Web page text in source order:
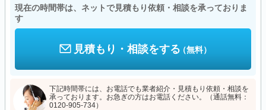
現在の時間帯は、ネットで見積もり依頼・相談を承っておりま
す
見積もり・相談をする（無料）
下記時間帯には、お電話でも業者紹介・見積もり依頼・相談を
承っております。お急ぎの方はお電話ください。（通話無料：
0120-905-734）